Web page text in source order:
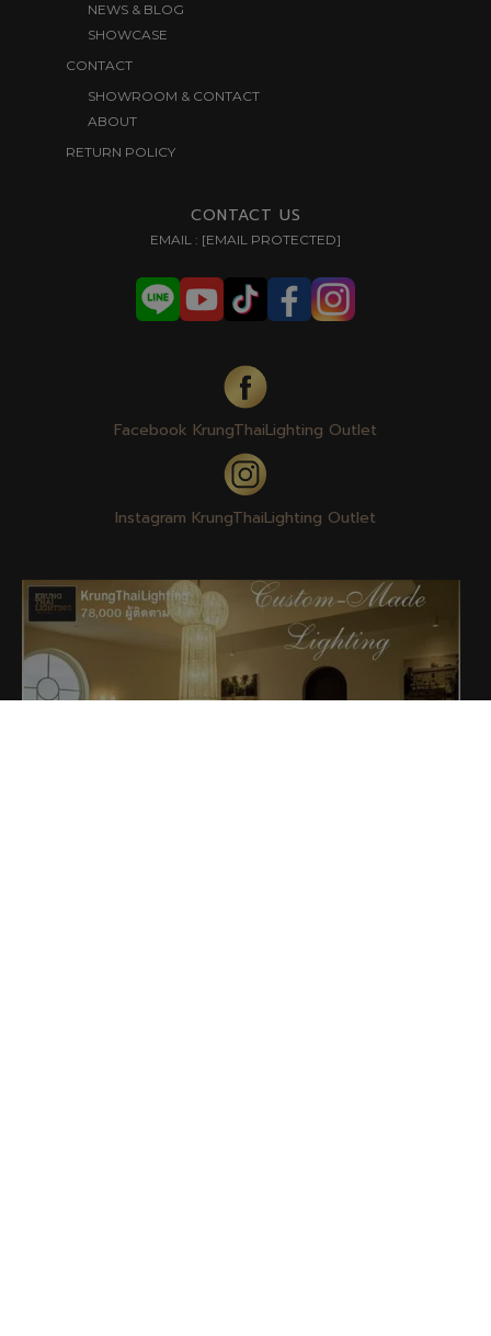
NEWS & BLOG
SHOWCASE
CONTACT
SHOWROOM & CONTACT
ABOUT
RETURN POLICY
CONTACT US
EMAIL : [EMAIL PROTECTED]
Facebook KrungThaiLighting Outlet
Instagram KrungThaiLighting Outlet